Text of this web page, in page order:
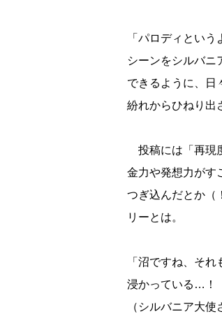
「パロディとい
シーンをシルバニ
できるように、日
紛れからひねり出
投稿には「再現
金力や発想力がす
つぎ込んだとか（
リーとは。
「沼ですね、そ
浸かっている…
（シルバニア大使